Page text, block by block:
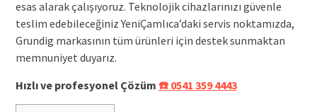
esas alarak çalışıyoruz. Teknolojik cihazlarınızı güvenle
teslim edebileceğiniz YeniÇamlıca’daki servis noktamızda,
Grundig markasının tüm ürünleri için destek sunmaktan
memnuniyet duyarız.
Hızlı ve profesyonel Çözüm ☎️ 0541 359 4443